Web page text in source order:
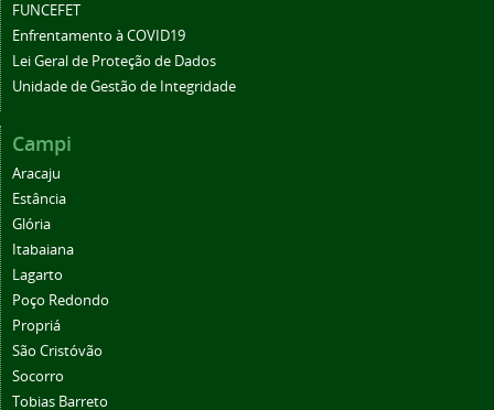
FUNCEFET
Enfrentamento à COVID19
Lei Geral de Proteção de Dados
Unidade de Gestão de Integridade
Campi
Aracaju
Estância
Glória
Itabaiana
Lagarto
Poço Redondo
Propriá
São Cristóvão
Socorro
Tobias Barreto